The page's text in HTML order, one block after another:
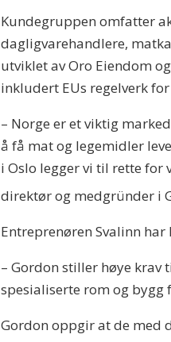
Kundegruppen omfatter
dagligvarehandlere,
utviklet av Oro Eiendom
inkludert EUs regelverk
– Norge er et viktig
å få mat og legemidler
i Oslo legger vi til rette for
direktør og medgründer i
Entreprenøren Svalinn
– Gordon stiller høye
spesialiserte rom og bygg
Gordon oppgir at de med